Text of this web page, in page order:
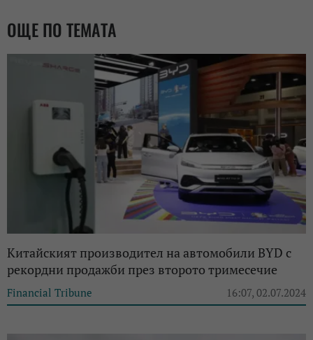
ОЩЕ ПО ТЕМАТА
Китайският производител на автомобили BYD с
рекордни продажби през второто тримесечие
Financial Tribune 16:07, 02.07.2024